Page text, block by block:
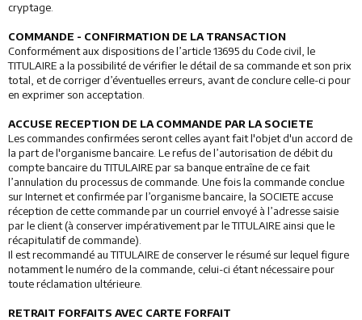
cryptage.
COMMANDE - CONFIRMATION DE LA TRANSACTION
Conformément aux dispositions de l’article 13695 du Code civil, le
TITULAIRE a la possibilité de vérifier le détail de sa commande et son prix
total, et de corriger d’éventuelles erreurs, avant de conclure celle-ci pour
en exprimer son acceptation.
ACCUSE RECEPTION DE LA COMMANDE PAR LA SOCIETE
Les commandes confirmées seront celles ayant fait l'objet d'un accord de
la part de l'organisme bancaire. Le refus de l’autorisation de débit du
compte bancaire du TITULAIRE par sa banque entraîne de ce fait
l’annulation du processus de commande. Une fois la commande conclue
sur Internet et confirmée par l’organisme bancaire, la SOCIETE accuse
réception de cette commande par un courriel envoyé à l’adresse saisie
par le client (à conserver impérativement par le TITULAIRE ainsi que le
récapitulatif de commande).
Il est recommandé au TITULAIRE de conserver le résumé sur lequel figure
notamment le numéro de la commande, celui-ci étant nécessaire pour
toute réclamation ultérieure.
RETRAIT FORFAITS AVEC CARTE FORFAIT